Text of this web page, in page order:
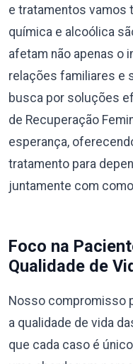
e tratamentos vamos
química e alcoólica
afetam não apenas o
relações familiares e
busca por soluções
de Recuperação
esperança,
tratamento para
juntamente com
Foco na
Qualidade de
Nosso compromisso
a qualidade de vida
que cada caso é